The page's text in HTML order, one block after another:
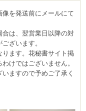
を発送前にメールにて
は、翌営業日以降の対
ざいます。
ます。花秘書サイト掲
けではございません。
ますので予めご了承く